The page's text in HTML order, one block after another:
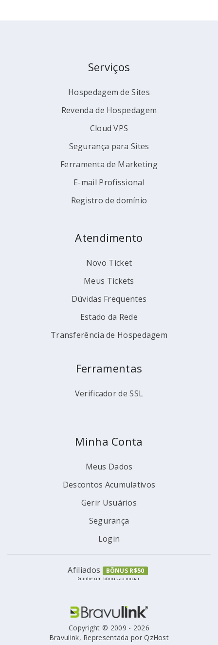
Serviços
Hospedagem de Sites
Revenda de Hospedagem
Cloud VPS
Segurança para Sites
Ferramenta de Marketing
E-mail Profissional
Registro de domínio
Atendimento
Novo Ticket
Meus Tickets
Dúvidas Frequentes
Estado da Rede
Transferência de Hospedagem
Ferramentas
Verificador de SSL
Minha Conta
Meus Dados
Descontos Acumulativos
Gerir Usuários
Segurança
Login
Afiliados BÔNUS R$50
Ganhe um bônus ao iniciar
Copyright © 2009 - 2026
Bravulink, Representada por QzHost